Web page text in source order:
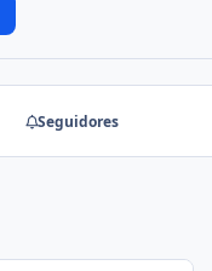
Seguidores